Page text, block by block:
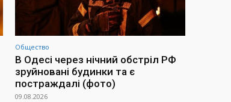
Общество
В Одесі через нічний обстріл РФ
зруйновані будинки та є
постраждалі (фото)
09.08.2026